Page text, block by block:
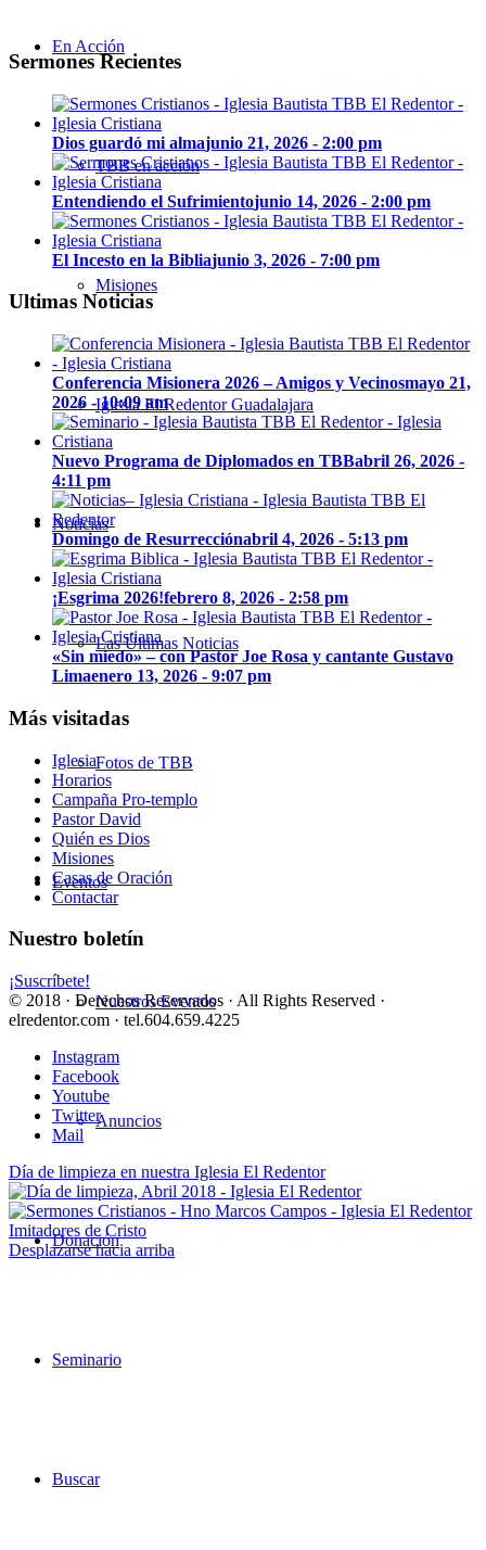
En Acción
TBB en acción
Misiones
Iglesia El Redentor Guadalajara
Noticias
Las Últimas Noticias
Fotos de TBB
Eventos
Nuestros Eventos
Anuncios
Donación
Seminario
Buscar
Sermones Recientes
Dios guardó mi almajunio 21, 2026 - 2:00 pm
Entendiendo el Sufrimientojunio 14, 2026 - 2:00 pm
El Incesto en la Bibliajunio 3, 2026 - 7:00 pm
Ultimas Noticias
Conferencia Misionera 2026 – Amigos y Vecinosmayo 21,
2026 - 10:09 am
Nuevo Programa de Diplomados en TBBabril 26, 2026 -
4:11 pm
Domingo de Resurrecciónabril 4, 2026 - 5:13 pm
¡Esgrima 2026!febrero 8, 2026 - 2:58 pm
«Sin miedo» – con Pastor Joe Rosa y cantante Gustavo
Limaenero 13, 2026 - 9:07 pm
Más visitadas
Iglesia
Horarios
Campaña Pro-templo
Pastor David
Quién es Dios
Misiones
Casas de Oración
Contactar
Nuestro boletín
¡Suscríbete!
© 2018 · Derechos Reservados · All Rights Reserved ·
elredentor.com · tel.604.659.4225
Instagram
Facebook
Youtube
Twitter
Mail
Día de limpieza en nuestra Iglesia El Redentor
Imitadores de Cristo
Desplazarse hacia arriba